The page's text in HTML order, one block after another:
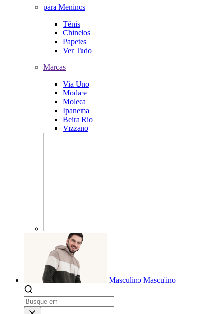
para Meninos
Tênis
Chinelos
Papetes
Ver Tudo
Marcas
Via Uno
Modare
Moleca
Ipanema
Beira Rio
Vizzano
Masculino Masculino